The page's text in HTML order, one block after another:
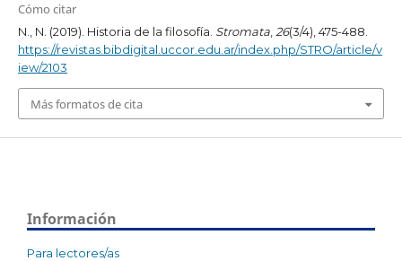
Cómo citar
N., N. (2019). Historia de la filosofía. Stromata,26(3/4), 475-488.
https://revistas.bibdigital.uccor.edu.ar/index.php/STRO/article/v
iew/2103
Más formatos de cita
Información
Para lectores/as